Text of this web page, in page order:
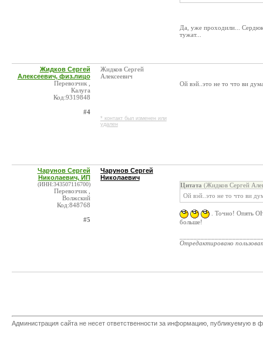
Да, уже проходили...
тужат...
Жидков Сергей
Алексеевич, физ.лицо
Перевозчик ,
Калуга
Код:9319848
#4
Жидков Сергей
Алексеевич
* контакт был изменен или
удален
Ой вэй..это не то что ви
Чарунов Сергей
Николаевич, ИП
(ИНН:343507116700)
Перевозчик ,
Волжский
Код:848768
#5
Чарунов Сергей
Николаевич
Цитата (Жидков Сергей
Ой вэй..это не то что ви
. Точно! Опять
больше!
Отредактировано
Администрация сайта не несет ответственности за информацию, публикуемую